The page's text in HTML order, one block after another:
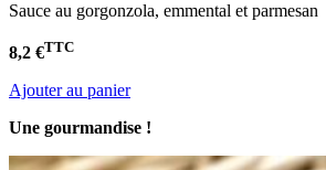
Sauce au gorgonzola, emmental et parmesan
8,2 €TTC
Ajouter au panier
Une gourmandise !